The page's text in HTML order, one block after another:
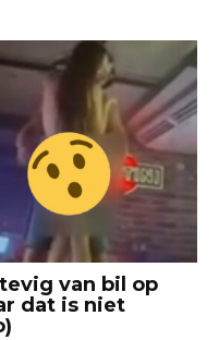
van bil op
dat is niet